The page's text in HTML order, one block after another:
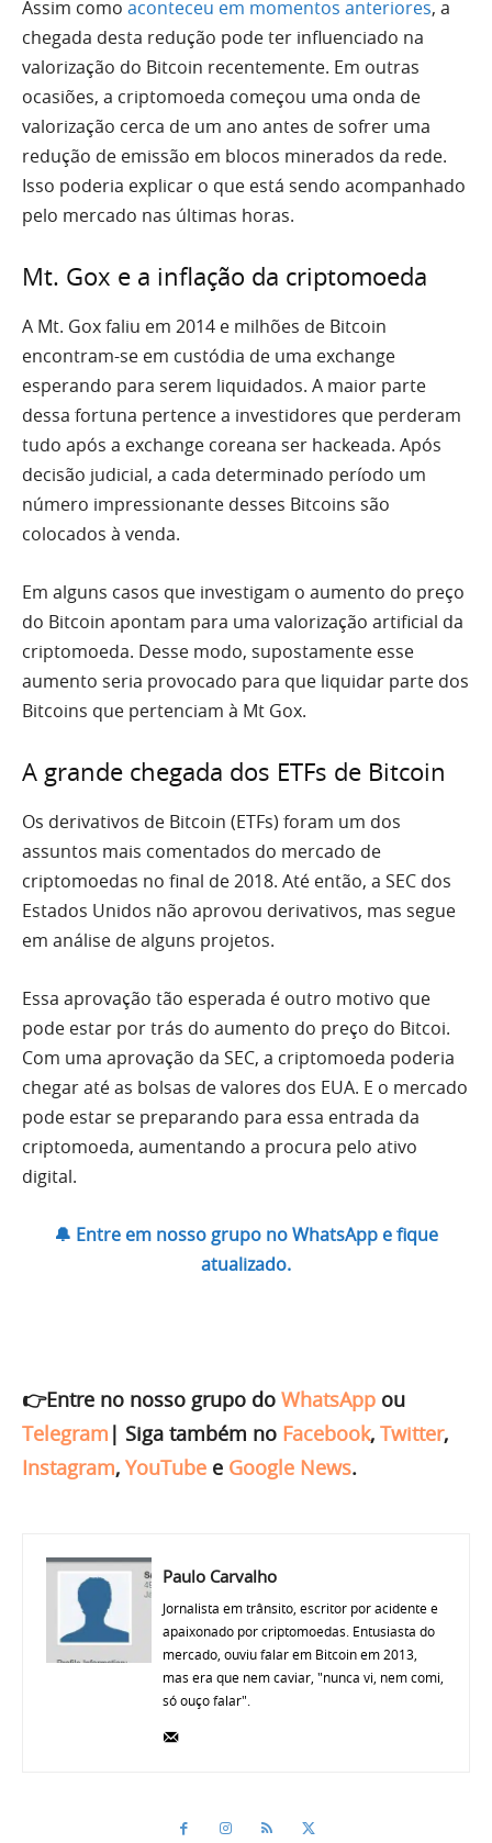
Assim como aconteceu em momentos anteriores, a
chegada desta redução pode ter influenciado na
valorização do Bitcoin recentemente. Em outras
ocasiões, a criptomoeda começou uma onda de
valorização cerca de um ano antes de sofrer uma
redução de emissão em blocos minerados da rede.
Isso poderia explicar o que está sendo acompanhado
pelo mercado nas últimas horas.
Mt. Gox e a inflação da criptomoeda
A Mt. Gox faliu em 2014 e milhões de Bitcoin
encontram-se em custódia de uma exchange
esperando para serem liquidados. A maior parte
dessa fortuna pertence a investidores que perderam
tudo após a exchange coreana ser hackeada. Após
decisão judicial, a cada determinado período um
número impressionante desses Bitcoins são
colocados à venda.
Em alguns casos que investigam o aumento do preço
do Bitcoin apontam para uma valorização artificial da
criptomoeda. Desse modo, supostamente esse
aumento seria provocado para que liquidar parte dos
Bitcoins que pertenciam à Mt Gox.
A grande chegada dos ETFs de Bitcoin
Os derivativos de Bitcoin (ETFs) foram um dos
assuntos mais comentados do mercado de
criptomoedas no final de 2018. Até então, a SEC dos
Estados Unidos não aprovou derivativos, mas segue
em análise de alguns projetos.
Essa aprovação tão esperada é outro motivo que
pode estar por trás do aumento do preço do Bitcoi.
Com uma aprovação da SEC, a criptomoeda poderia
chegar até as bolsas de valores dos EUA. E o mercado
pode estar se preparando para essa entrada da
criptomoeda, aumentando a procura pelo ativo
digital.
🔔 Entre em nosso grupo no WhatsApp e fique
atualizado.
👉Entre no nosso grupo do WhatsApp ou
Telegram | Siga também no Facebook, Twitter,
Instagram, YouTube e Google News.
Paulo Carvalho
Jornalista em trânsito, escritor por acidente e
apaixonado por criptomoedas. Entusiasta do
mercado, ouviu falar em Bitcoin em 2013,
mas era que nem caviar, "nunca vi, nem comi,
só ouço falar".